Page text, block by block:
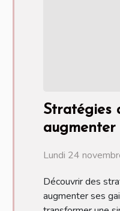
Stratégies
augmenter
Lundi 24
Découvrir des
augmenter ses